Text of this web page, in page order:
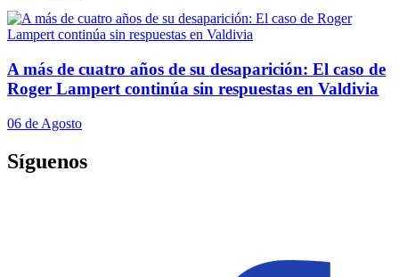
A más de cuatro años de su desaparición: El caso de
Roger Lampert continúa sin respuestas en Valdivia
06 de Agosto
Síguenos